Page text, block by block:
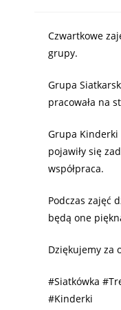
Czwartkowe
grupy.
Grupa
pracowała na
Grupa Kinderki
pojawiły się
współpraca.
Podczas zajęć
będą one
Dziękujemy za
#Siatkówka
#Kinderki